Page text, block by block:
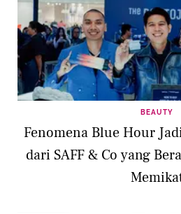
BEAUTY
Fenomena Blue Hour
dari SAFF & Co yang